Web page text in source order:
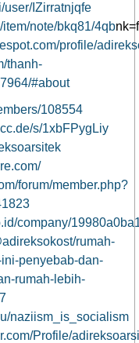
user/IZirratnjqfe
note/bkq81/4qb
profile/
thanh-
#about
108554
s/1xbFPygLiy
forum/member.php?
company/
rumah-
penyebab-dan-
rumah-lebih-
naziism_is_socialism
Profile/